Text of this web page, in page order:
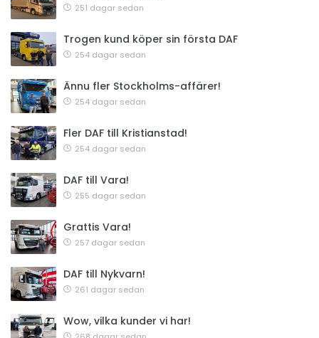
251 dagar sedan
Trogen kund köper sin första DAF
254 dagar sedan
Ännu fler Stockholms-affärer!
254 dagar sedan
Fler DAF till Kristianstad!
254 dagar sedan
DAF till Vara!
255 dagar sedan
Grattis Vara!
257 dagar sedan
DAF till Nykvarn!
261 dagar sedan
Wow, vilka kunder vi har!